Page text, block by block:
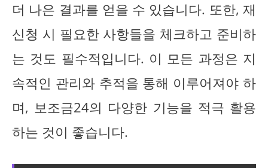
더 나은 결과를 얻을 수 있습니다. 또한, 재
신청 시 필요한 사항들을 체크하고 준비하
는 것도 필수적입니다. 이 모든 과정은 지
속적인 관리와 추적을 통해 이루어져야 하
며, 보조금24의 다양한 기능을 적극 활용
하는 것이 좋습니다.